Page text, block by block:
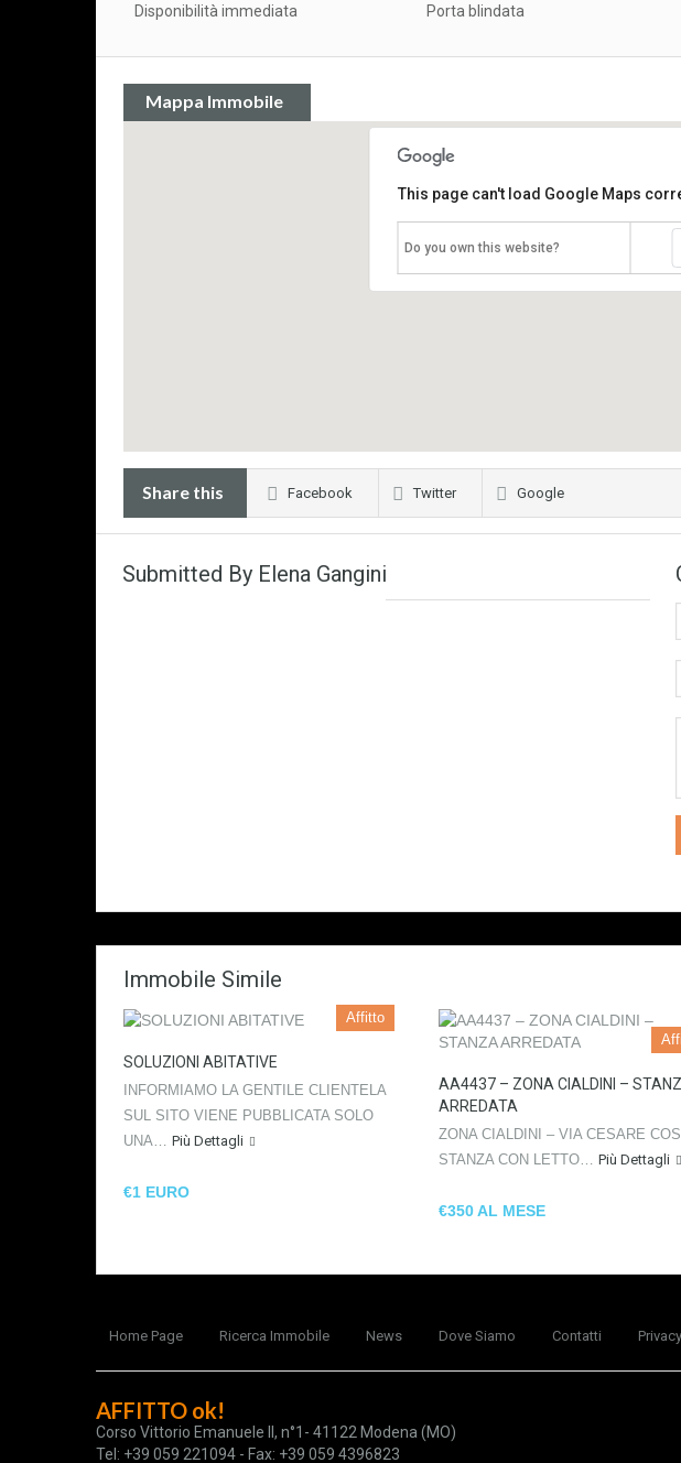
Disponibilità immediata Porta blindata
Mappa Immobile
This page can't load Google Maps
Do you own this website?
Share this Facebook Twitter Google
Submitted By Elena Gangini
Immobile Simile
Affitto
SOLUZIONI ABITATIVE
INFORMIAMO LA GENTILE CLIENTELA
SUL SITO VIENE PUBBLICATA SOLO
UNA… Più Dettagli
€1 EURO
AA4437 – ZONA CIALDINI –
ARREDATA
ZONA CIALDINI – VIA CESARE
STANZA CON LETTO… Più Dettagli
€350 AL MESE
Home Page Ricerca Immobile News Dove Siamo Contatti Privacy
AFFITTO ok!
Corso Vittorio Emanuele II, n°1- 41122 Modena (MO)
Tel: +39 059 221094 - Fax: +39 059 4396823